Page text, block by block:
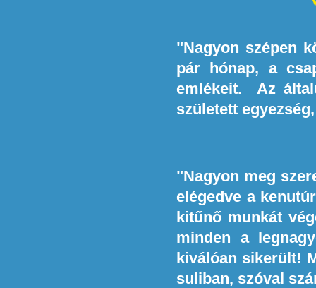
"Nagyon szépen
pár hónap, a
emlékeit. Az
született
"Nagyon meg
elégedve a
kitűnő munkát
minden a
kiválóan sikerült!
suliban, szóval